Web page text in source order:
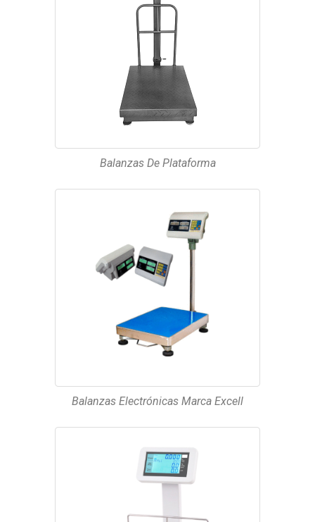
Balanzas De Plataforma
Balanzas Electrónicas Marca Excell